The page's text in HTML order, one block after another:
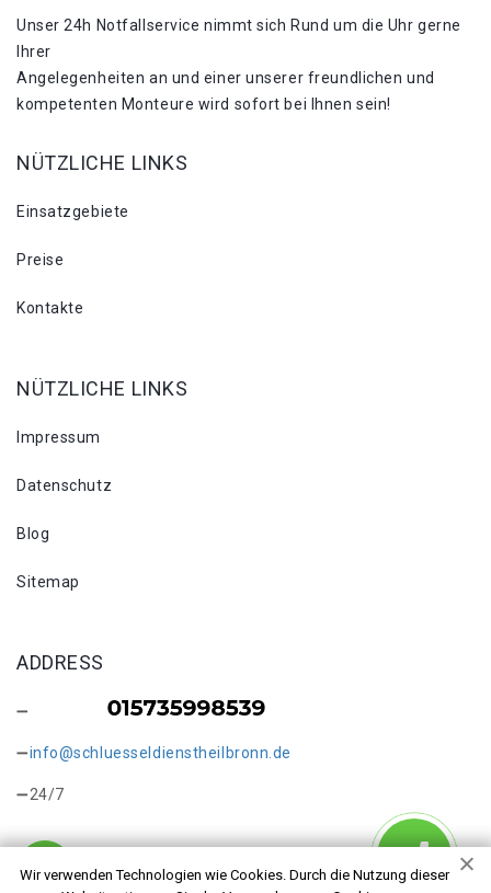
Wir verwenden Technologien wie Cookies. Durch die Nutzung dieser
Unser 24h Notfallservice nimmt sich Rund um die Uhr gerne
Ihrer
Angelegenheiten an und einer unserer freundlichen und
kompetenten Monteure wird sofort bei Ihnen sein!
NÜTZLICHE LINKS
Einsatzgebiete
Preise
Kontakte
NÜTZLICHE LINKS
Impressum
Datenschutz
Blog
Sitemap
ADDRESS
info@schluesseldienstheilbronn.de
24/7